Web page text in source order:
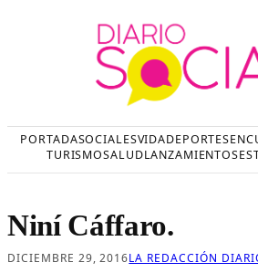
PORTADASOCIALESVIDADEPORTES
TURISMOSALUDLANZAMIENTOS
Niní Cáffaro.
DICIEMBRE 29, 2016LA REDACCIÓN